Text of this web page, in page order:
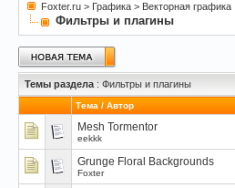
Foxter.ru > Графика > Векторная графика
Фильтры и плагины
Темы раздела : Фильтры и плагины
Тема / Автор
Mesh Tormentor
eekkk
Grunge Floral Backgrounds
Foxter